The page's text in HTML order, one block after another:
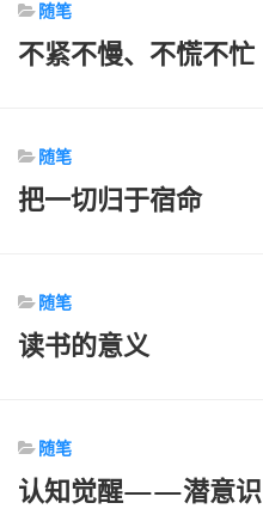
标签
论坛
页面
关于
友情链接
随笔
不紧不慢、不慌不忙
随笔
把一切归于宿命
随笔
读书的意义
随笔
认知觉醒——潜意识